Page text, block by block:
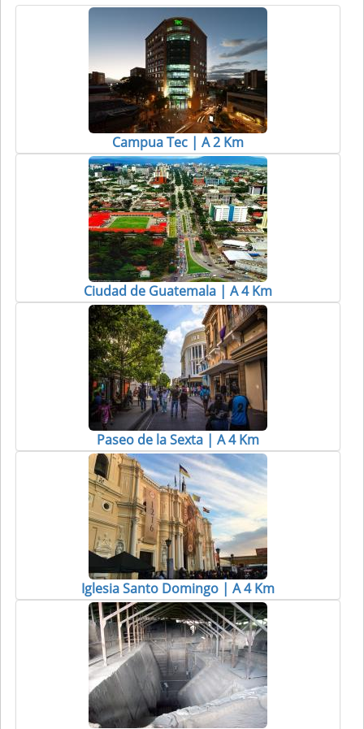
Campua Tec | A 2 Km
Ciudad de Guatemala | A 4 Km
Paseo de la Sexta | A 4 Km
Iglesia Santo Domingo | A 4 Km